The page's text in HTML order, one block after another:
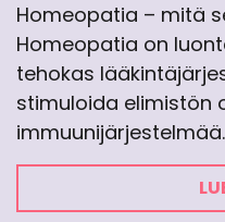
Homeopatia – mitä
Homeopatia on
tehokas
stimuloida elimistön